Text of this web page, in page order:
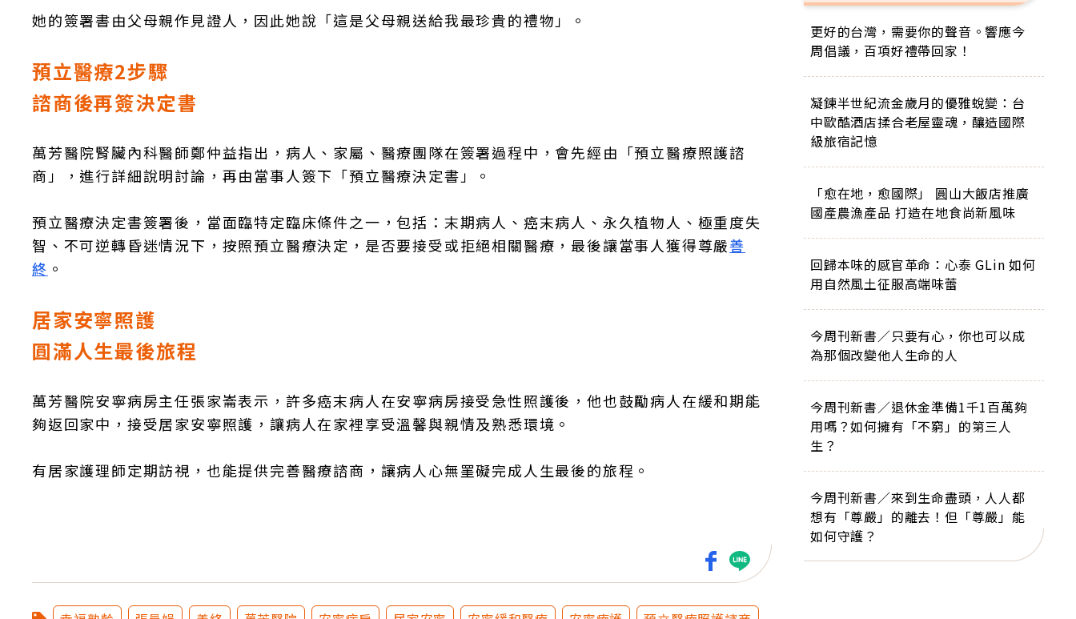
她的簽署書由父母親作見證人，因此她說「這是父母親送給我最珍貴的禮物」。
預立醫療2步驟
諮商後再簽決定書
萬芳醫院腎臟內科醫師鄭仲益指出，病人、家屬、醫療團隊在簽署過程中，會先經由「預立醫療照護諮
商」，進行詳細說明討論，再由當事人簽下「預立醫療決定書」。
預立醫療決定書簽署後，當面臨特定臨床條件之一，包括：末期病人、癌末病人、永久植物人、極重度失
智、不可逆轉昏迷情況下，按照預立醫療決定，是否要接受或拒絕相關醫療，最後讓當事人獲得尊嚴善
終 。
居家安寧照護
圓滿人生最後旅程
萬芳醫院安寧病房主任張家崙表示，許多癌末病人在安寧病房接受急性照護後，他也鼓勵病人在緩和期能
夠返回家中，接受居家安寧照護，讓病人在家裡享受溫馨與親情及熟悉環境。
有居家護理師定期訪視，也能提供完善醫療諮商，讓病人心無罣礙完成人生最後的旅程。
更好的台灣，需要你的聲音。響應今
周倡議，百項好禮帶回家！
凝鍊半世紀流金歲月的優雅蛻變：台
中歐酷酒店揉合老屋靈魂，釀造國際
級旅宿記憶
「愈在地，愈國際」 圓山大飯店推廣
國產農漁產品 打造在地食尚新風味
回歸本味的感官革命：心泰 GLin 如何
用自然風土征服高端味蕾
今周刊新書／只要有心，你也可以成
為那個改變他人生命的人
今周刊新書／退休金準備1千1百萬夠
用嗎？如何擁有「不窮」的第三人
生？
今周刊新書／來到生命盡頭，人人都
想有「尊嚴」的離去！但「尊嚴」能
如何守護？